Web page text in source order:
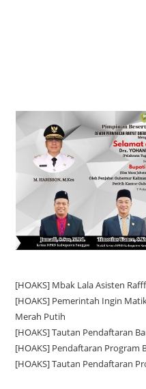
[HOAKS] Mbak Lala Asisten
[HOAKS] Pemerintah Ingin
Merah Putih
[HOAKS] Tautan Pendaftaran
[HOAKS] Pendaftaran Program
[HOAKS] Tautan Pendaftaran